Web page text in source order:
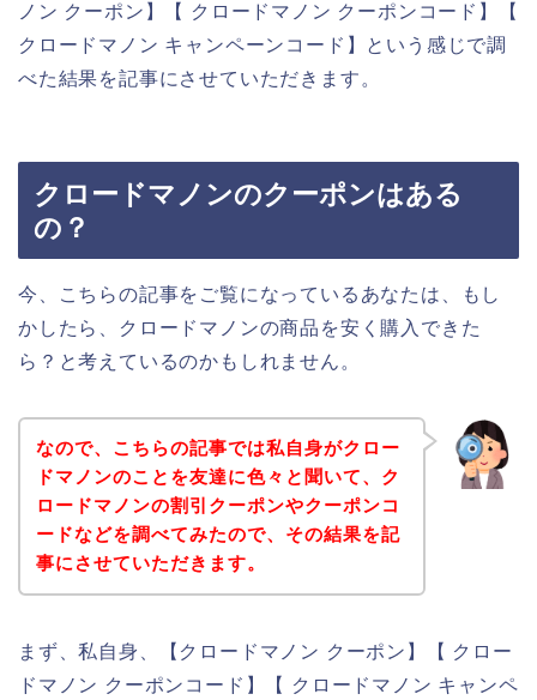
ノン クーポン】【 クロードマノン クーポンコード】【
クロードマノン キャンペーンコード】という感じで調
べた結果を記事にさせていただきます。
クロードマノンのクーポンはある
の？
今、こちらの記事をご覧になっているあなたは、もし
かしたら、クロードマノンの商品を安く購入できた
ら？と考えているのかもしれません。
なので、こちらの記事では私自身がクロー
ドマノンのことを友達に色々と聞いて、ク
ロードマノンの割引クーポンやクーポンコ
ードなどを調べてみたので、その結果を記
事にさせていただきます。
まず、私自身、【クロードマノン クーポン】【 クロー
ドマノン クーポンコード】【 クロードマノン キャンペ